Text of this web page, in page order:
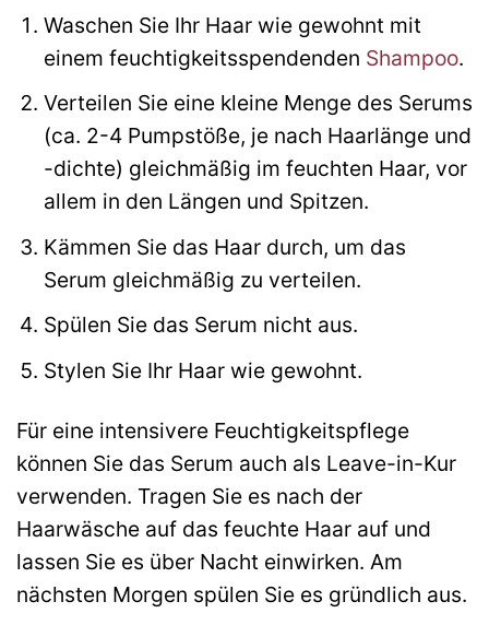
Waschen Sie Ihr Haar wie gewohnt mit
einem feuchtigkeitsspendenden Shampoo.
Verteilen Sie eine kleine Menge des Serums
(ca. 2-4 Pumpstöße, je nach Haarlänge und
-dichte) gleichmäßig im feuchten Haar, vor
allem in den Längen und Spitzen.
Kämmen Sie das Haar durch, um das
Serum gleichmäßig zu verteilen.
Spülen Sie das Serum nicht aus.
Stylen Sie Ihr Haar wie gewohnt.
Für eine intensivere Feuchtigkeitspflege
können Sie das Serum auch als Leave-in-Kur
verwenden. Tragen Sie es nach der
Haarwäsche auf das feuchte Haar auf und
lassen Sie es über Nacht einwirken. Am
nächsten Morgen spülen Sie es gründlich aus.